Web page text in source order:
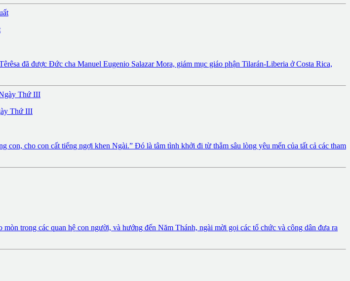
đã được Đức cha Manuel Eugenio Salazar Mora, giám mục giáo phận Tilarán-Liberia ở Costa Rica,
Thứ III
cho con cất tiếng ngợi khen Ngài.” Đó là tâm tình khởi đi từ thẳm sâu lòng yêu mến của tất cả các tham
trong các quan hệ con người, và hướng đến Năm Thánh, ngài mời gọi các tổ chức và công dân đưa ra